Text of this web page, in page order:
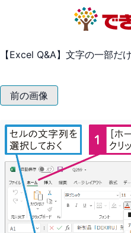
【Excel Q&A】文字の一部だ
前の画像